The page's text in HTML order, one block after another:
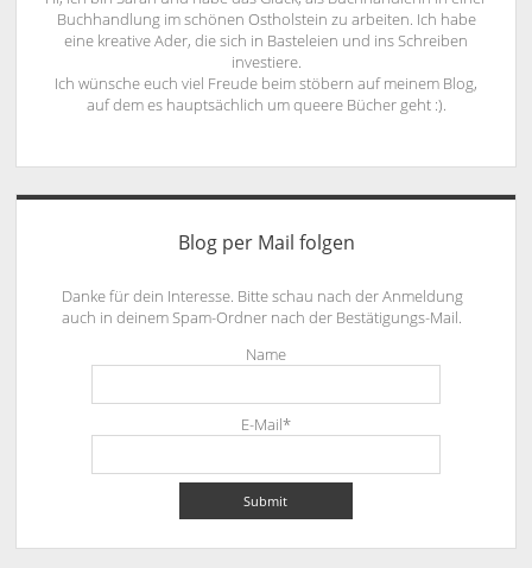
Buchhandlung im schönen Ostholstein zu arbeiten. Ich habe
eine kreative Ader, die sich in Basteleien und ins Schreiben
investiere.
Ich wünsche euch viel Freude beim stöbern auf meinem Blog,
auf dem es hauptsächlich um queere Bücher geht :).
Blog per Mail folgen
Danke für dein Interesse. Bitte schau nach der Anmeldung
auch in deinem Spam-Ordner nach der Bestätigungs-Mail.
Name
E-Mail*